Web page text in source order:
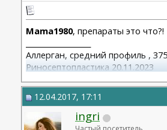
Mama1980, препараты это
Аллерган, средний профиль ,
Риносептопластика 20.11.2023
Матива 320 24.06.2025
вторичная ринопластик
12.04.2017, 17:11
ingri